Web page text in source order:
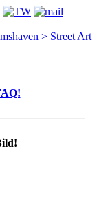
> Street Art